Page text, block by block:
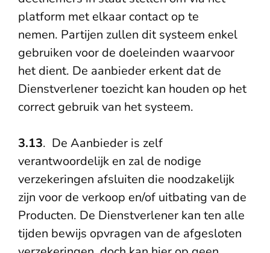
platform met elkaar contact op te
nemen. Partijen zullen dit systeem enkel
gebruiken voor de doeleinden waarvoor
het dient. De aanbieder erkent dat de
Dienstverlener toezicht kan houden op het
correct gebruik van het systeem.
3.13. De Aanbieder is zelf
verantwoordelijk en zal de nodige
verzekeringen afsluiten die noodzakelijk
zijn voor de verkoop en/of uitbating van de
Producten. De Dienstverlener kan ten alle
tijden bewijs opvragen van de afgesloten